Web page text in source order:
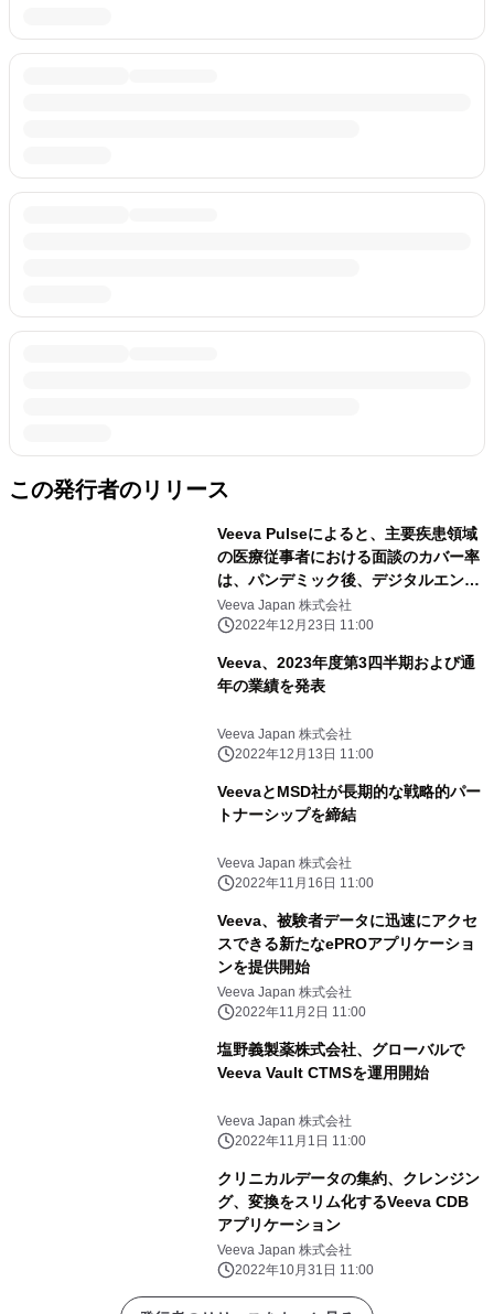
この発行者のリリース
Veeva Pulseによると、主要疾患領域
の医療従事者における面談のカバー率
は、パンデミック後、デジタルエンゲ
ージメントの活用により、約80％近く
に達していることが判明
Veeva Japan 株式会社
2022年12月23日 11:00
Veeva、2023年度第3四半期および通
年の業績を発表
Veeva Japan 株式会社
2022年12月13日 11:00
VeevaとMSD社が長期的な戦略的パー
トナーシップを締結
Veeva Japan 株式会社
2022年11月16日 11:00
Veeva、被験者データに迅速にアクセ
スできる新たなePROアプリケーショ
ンを提供開始
Veeva Japan 株式会社
2022年11月2日 11:00
塩野義製薬株式会社、グローバルで
Veeva Vault CTMSを運用開始
Veeva Japan 株式会社
2022年11月1日 11:00
クリニカルデータの集約、クレンジン
グ、変換をスリム化するVeeva CDB
アプリケーション
Veeva Japan 株式会社
2022年10月31日 11:00